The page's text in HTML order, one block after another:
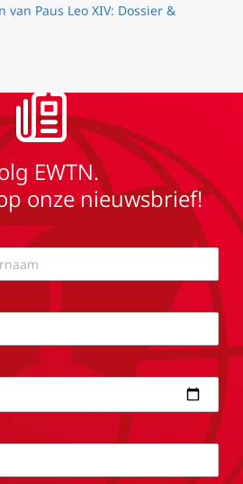
van Paus Leo XIV: Dossier &
EWTN.
onze nieuwsbrief!